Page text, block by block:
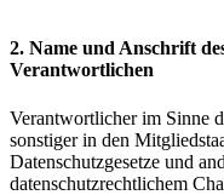
2. Name und Anschrift
Verantwortlichen
Verantwortlicher im Sinne
sonstiger in den
Datenschutzgesetze und
datenschutzrechtlichem